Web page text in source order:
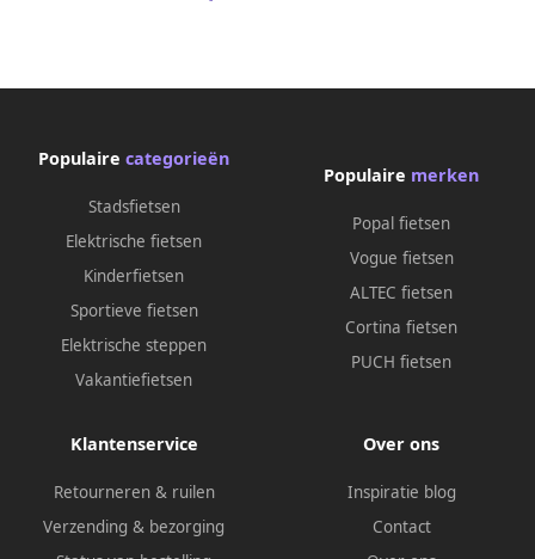
Populaire categorieën
Stadsfietsen
Elektrische fietsen
Kinderfietsen
Sportieve fietsen
Elektrische steppen
Vakantiefietsen
Populaire merken
Popal fietsen
Vogue fietsen
ALTEC fietsen
Cortina fietsen
PUCH fietsen
Klantenservice
Retourneren & ruilen
Verzending & bezorging
Over ons
Inspiratie blog
Contact